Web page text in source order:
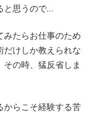
と思うので…
みたらお仕事のため
だけしか教えられな
の時、猛反省しま
からこそ経験する苦